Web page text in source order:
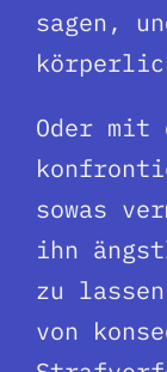
sagen,
Oder
sowas
ihn
zu
von